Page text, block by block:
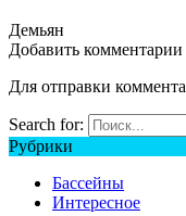
Демьян
Добавить комментарии
Для отправки
Search for:
Рубрики
Бассейны
Интересное